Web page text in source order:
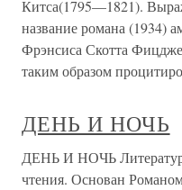
Китса(1795—1821).
название романа (1934)
Фрэнсиса Скотта
таким образом
ДЕНЬ И НОЧЬ
ДЕНЬ И НОЧЬ
чтения. Основан